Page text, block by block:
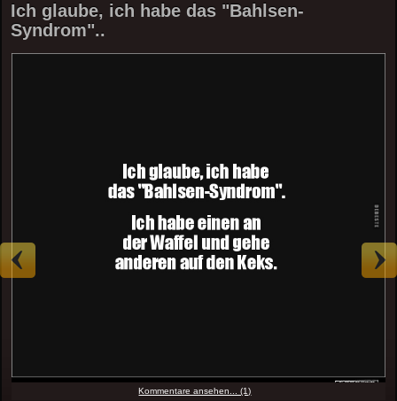
Ich glaube, ich habe das "Bahlsen-
Syndrom"..
Kommentare ansehen... (1)